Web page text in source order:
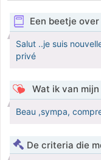
Een beetje over
Salut ..je suis
privé
Wat ik van
Beau ,sympa,
De criteria die